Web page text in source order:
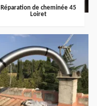
Réparation de cheminée 45
Loiret